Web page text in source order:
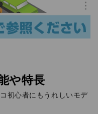
や特長
初心者にもうれしいモデ